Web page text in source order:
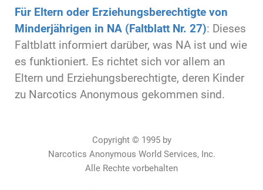
Für Eltern oder Erziehungsberechtigte von
Minderjährigen in NA (Faltblatt Nr. 27): Dieses
Faltblatt informiert darüber, was NA ist und wie
es funktioniert. Es richtet sich vor allem an
Eltern und Erziehungsberechtigte, deren Kinder
zu Narcotics Anonymous gekommen sind.
Copyright © 1995 by
Narcotics Anonymous World Services, Inc.
Alle Rechte vorbehalten